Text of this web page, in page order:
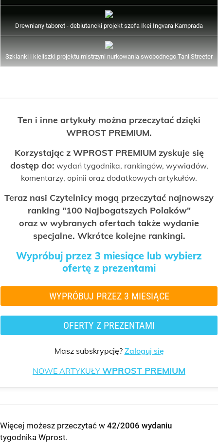
Drewniany taboret - debiutancki projekt szefa Ikei Ingvara Kamprada
Szklanki i kieliszki projektu mistrzyni nurkowania swobodnego Tani Streeter
Ten i inne artykuły można przeczytać dzięki
WPROST PREMIUM.
Korzystając z WPROST PREMIUM zyskuje się
dostęp do: wydań tygodnika, rankingów, wywiadów,
komentarzy, opinii oraz dodatkowych artykułów.
Teraz nasi Czytelnicy mogą przeczytać najnowszy
ranking "100 Najbogatszych Polaków"
oraz w wybranych ofertach także wydanie
specjalne. Wkrótce kolejne rankingi.
Wypróbuj przez 3 miesiące lub wybierz
ofertę z prezentami
WYPRÓBUJ PRZEZ 3 MIESIĄCE
OFERTY Z PREZENTAMI
Masz subskrypcję? Zaloguj się
NOWE ARTYKUŁY WPROST PREMIUM
Więcej możesz przeczytać w 42/2006 wydaniu
tygodnika Wprost.